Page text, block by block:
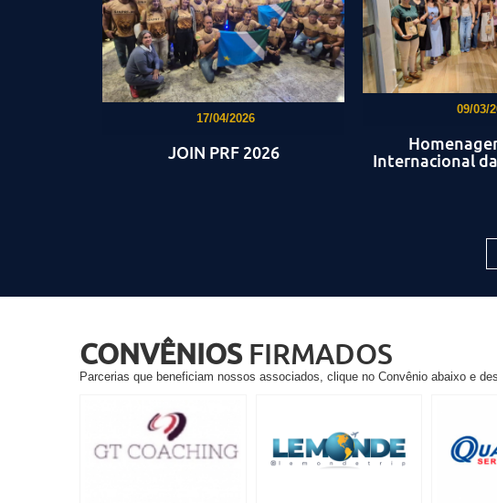
17/04/2026
JOIN PRF 2026
09/03/
Internacional
CONVÊNIOS FIRMADOS
Parcerias que beneficiam nossos associados, clique no Convênio abaixo e